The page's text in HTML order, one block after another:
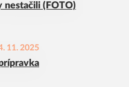
(FOTO)
11. 2025